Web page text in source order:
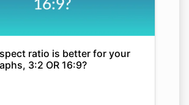
ratio is better for your
3:2 OR 16:9?